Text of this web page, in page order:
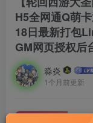
H5全网通Q萌
18日最新打包
GM网页授权后
淼炎
1个月前更新
付费资源